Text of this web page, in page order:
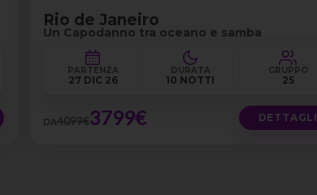
Rio de Janeiro
Un Capodanno tra oceano e samba
PARTENZA
27 DIC 26
DURATA
10 NOTTI
GRUPPO
25
DA4099€3799€ DETTAGLI